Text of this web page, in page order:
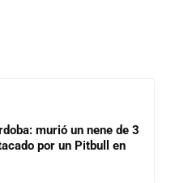
murió un nene de 3
por un Pitbull en